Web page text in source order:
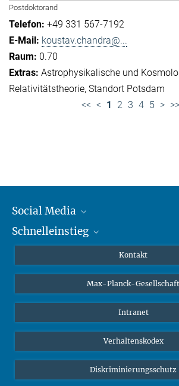
Postdoktorand
+49 331 567-7192
koustav.chandra@...
0.70
Astrophysikalische und
Relativitätstheorie Standort Potsdam
<< < 1 2 3 4 5 > >>
Social Media
Mastodon
Schnelleinstieg
Studierende
Schüler*innen
Öffentlichkeit
Alumnae | Alumni
Kontakt
Max-Planck-Gesellschaft
Intranet
Verhaltenskodex
Diskriminierungsschutz